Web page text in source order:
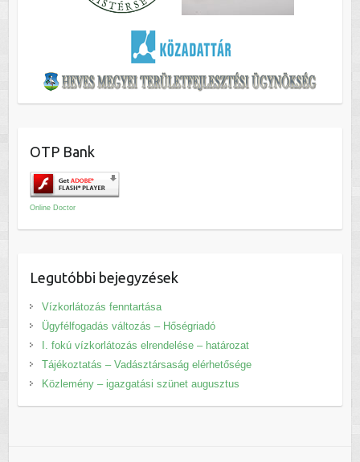
OTP Bank
Online Doctor
Legutóbbi bejegyzések
Vízkorlátozás fenntartása
Ügyfélfogadás változás – Hőségriadó
I. fokú vízkorlátozás elrendelése – határozat
Tájékoztatás – Vadásztársaság elérhetősége
Közlemény – igazgatási szünet augusztus